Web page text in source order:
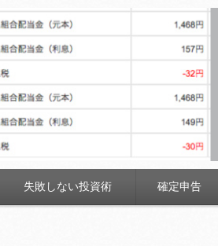
失敗しない投資術 確定申告